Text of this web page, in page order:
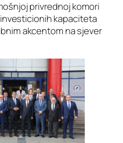
privrednoj komori
kapaciteta
akcentom na sjever